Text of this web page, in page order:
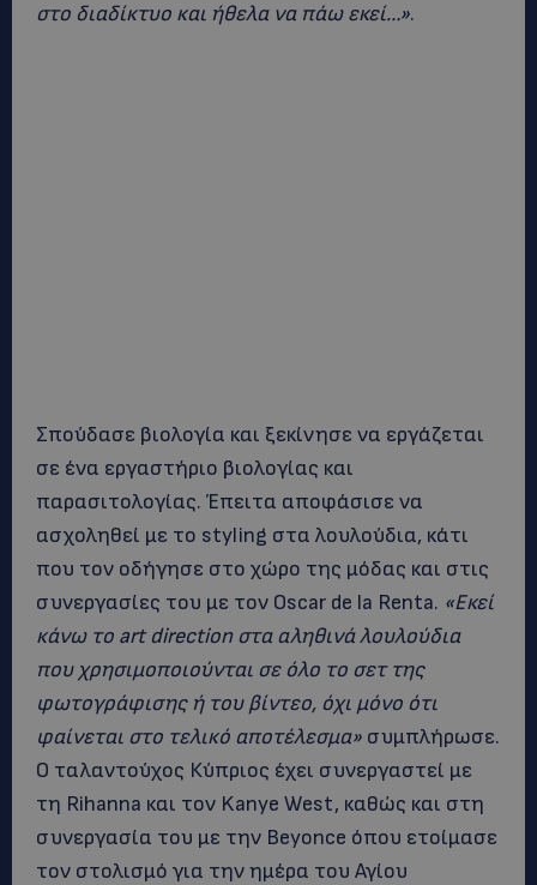
στο διαδίκτυο και ήθελα να πάω εκεί…».
Σπούδασε βιολογία και ξεκίνησε να εργάζεται
σε ένα εργαστήριο βιολογίας και
παρασιτολογίας. Έπειτα αποφάσισε να
ασχοληθεί με το styling στα λουλούδια, κάτι
που τον οδήγησε στο χώρο της μόδας και στις
συνεργασίες του με τον Oscar de la Renta. «Εκεί
κάνω το art direction στα αληθινά λουλούδια
που χρησιμοποιούνται σε όλο το σετ της
φωτογράφισης ή του βίντεο, όχι μόνο ότι
φαίνεται στο τελικό αποτέλεσμα» συμπλήρωσε.
Ο ταλαντούχος Κύπριος έχει συνεργαστεί με
τη Rihanna και τον Kanye West, καθώς και στη
συνεργασία του με την Beyonce όπου ετοίμασε
τον στολισμό για την ημέρα του Αγίου